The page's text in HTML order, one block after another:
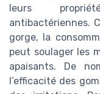
leurs
antibactériennes.
gorge, la
peut soulager les
apaisants. De
l’efficacité des